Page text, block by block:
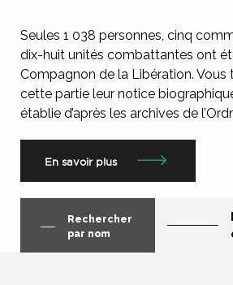
Seules 1 038 personnes, cinq
dix-huit unités combattantes ont
Compagnon de la Libération. Vous
cette partie leur notice
établie d’après les archives de
En savoir plus
Rechercher
par nom